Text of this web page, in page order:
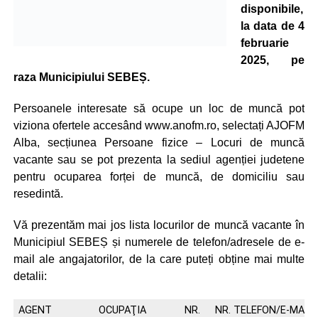
disponibile,
la data de 4
februarie
2025, pe
raza Municipiului SEBEȘ.
Persoanele interesate să ocupe un loc de muncă pot
viziona ofertele accesând www.anofm.ro, selectați AJOFM
Alba, secțiunea Persoane fizice – Locuri de muncă
vacante sau se pot prezenta la sediul agenției judetene
pentru ocuparea forței de muncă, de domiciliu sau
resedintă.
Vă prezentăm mai jos lista locurilor de muncă vacante în
Municipiul SEBEȘ și numerele de telefon/adresele de e-
mail ale angajatorilor, de la care puteți obține mai multe
detalii:
AGENT OCUPAŢIA
NR.
NR. TELEFON/E-MAIL